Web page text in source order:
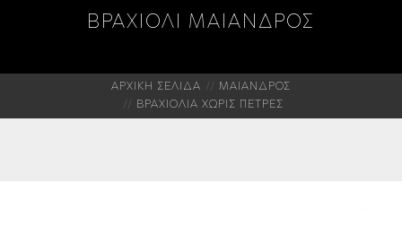
ΒΡΑΧΙΟΛΙ ΜΑΙΑΝΔΡΟΣ
ΑΡΧΙΚΗ ΣΕΛΙΔΑ
ΜΑΙΑΝΔΡΟΣ
ΒΡΑΧΙΟΛΙΑ ΧΩΡΙΣ ΠΕΤΡΕΣ